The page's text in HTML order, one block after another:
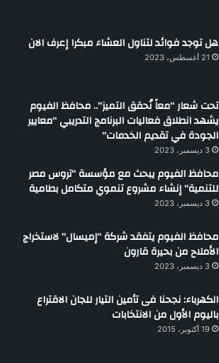
هل توجد فوائد لتناول العشاء مبكرا إعرف الان
21 أغسطس، 2023
تحت شعار “معاً نُحقق التميز”.. محافظ الفيوم
يشهد انطلاق فعاليات البرنامج التدريبي “معايير
الجودة في تقديم الخدمات”
3 ديسمبر، 2023
محافظ الفيوم يبحث مع مؤسسة “تروس مصر
للتنمية” إنشاء مشروع تنموي متكامل بطامية
3 ديسمبر، 2023
محافظ الفيوم يتفقد شركة “إميسال” لاستخراج
الأملاح من بحيرة قارون
3 ديسمبر، 2023
الكهرباء: نجحنا فى تأمين التيار للجان الاقتراع
باليوم الأول من الانتخابات
19 أكتوبر، 2015